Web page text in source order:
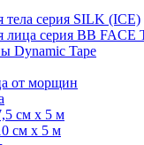
серия SILK (ICE)
серия BB FACE
Dynamic Tape
от морщин
см x 5 м
см х 5 м